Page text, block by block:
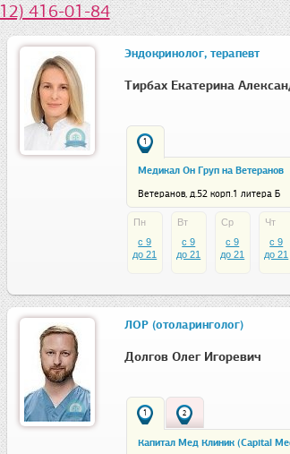
416-01-84
Эндокринолог, терапевт
Тирбах Екатерина
1
Медикал Он Груп на Ветеранов
Ветеранов, д.52 корп.1 литера Б
Пн
c 9
до 21
Вт
c 9
до 21
Ср
c 9
до 21
Чт
c 9
до 21
ЛОР (отоларинголог)
Долгов Олег Игоревич
1 2
Капитал Мед Клиник (Capital